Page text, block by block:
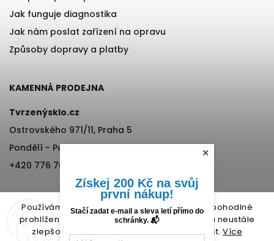
Používáme cookies, abychom Vám umožnili pohodlné
prohlížení webu a díky analýze provozu webu neustále
zlepšovali jeho funkce, výkon a použitelnost. Více
Jak funguje diagnostika
Jak nám poslat zařízení na opravu
Způsoby dopravy a platby
KAMENNÁ PRODEJNA
Tvrzenýsklo.cz
Ostrovského 971/11, Praha 5
Pondělí - Pátek, 12:00-17:00
+420 776 76 70 72
×
Získej 200 Kč na svůj
první nákup!
Stačí zadat e-mail a sleva letí přímo do
schránky. 📬